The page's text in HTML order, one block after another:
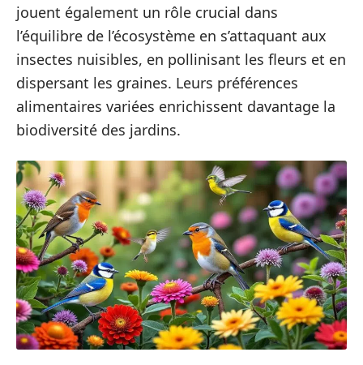
jouent également un rôle crucial dans
l’équilibre de l’écosystème en s’attaquant aux
insectes nuisibles, en pollinisant les fleurs et en
dispersant les graines. Leurs préférences
alimentaires variées enrichissent davantage la
biodiversité des jardins.